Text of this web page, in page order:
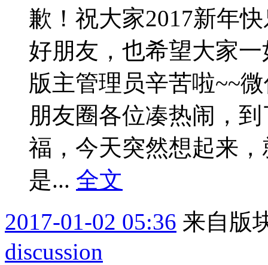
歉！祝大家2017新年
好朋友，也希望大家
版主管理员辛苦啦~~
朋友圈各位凑热闹，
福，今天突然想起来
是... 全文
2017-01-02 05:36 来自版
discussion